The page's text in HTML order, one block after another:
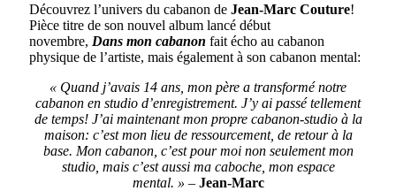
Découvrez l’univers du cabanon de Jean-Marc Couture!
Pièce titre de son nouvel album lancé début
novembre, Dans mon cabanon fait écho au cabanon
physique de l’artiste, mais également à son cabanon mental:
« Quand j’avais 14 ans, mon père a transformé notre
cabanon en studio d’enregistrement. J’y ai passé tellement
de temps! J’ai maintenant mon propre cabanon-studio à la
maison: c’est mon lieu de ressourcement, de retour à la
base. Mon cabanon, c’est pour moi non seulement mon
studio, mais c’est aussi ma caboche, mon espace
mental. » – Jean-Marc